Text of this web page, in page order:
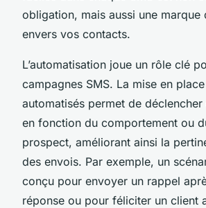
obligation, mais aussi une marque
envers vos contacts.
L’automatisation joue un rôle clé
campagnes SMS. La mise en
automatisés permet de déclencher
en fonction du comportement ou
prospect, améliorant ainsi la
des envois. Par exemple, un
conçu pour envoyer un rappel
réponse ou pour féliciter un client